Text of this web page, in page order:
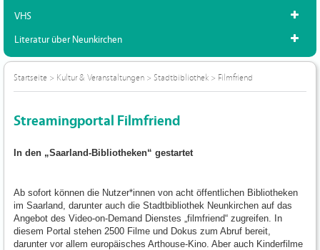
VHS
Literatur über Neunkirchen
Startseite > Kultur & Veranstaltungen > Stadtbibliothek > Filmfriend
Streamingportal Filmfriend
In den „Saarland-Bibliotheken“ gestartet
Ab sofort können die Nutzer*innen von acht öffentlichen Bibliotheken
im Saarland, darunter auch die Stadtbibliothek Neunkirchen auf das
Angebot des Video-on-Demand Dienstes „filmfriend“ zugreifen. In
diesem Portal stehen 2500 Filme und Dokus zum Abruf bereit,
darunter vor allem europäisches Arthouse-Kino. Aber auch Kinderfilme